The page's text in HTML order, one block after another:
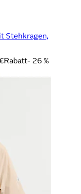
Stehkragen,
Rabatt- 26 %